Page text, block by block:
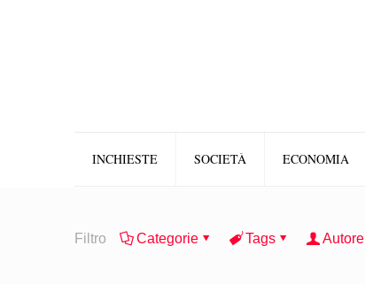
INCHIESTE SOCIETÀ ECONOMIA
Filtro Categorie Tags Autore